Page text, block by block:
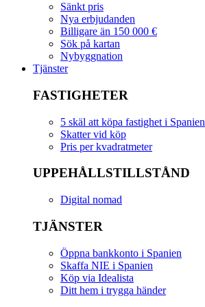
Sänkt pris
Nya erbjudanden
Billigare än 150 000 €
Sök på kartan
Nybyggnation
Tjänster
FASTIGHETER
5 skäl att köpa fastighet i Spanien
Skatter vid köp
Pris per kvadratmeter
UPPEHÅLLSTILLSTÅND
Digital nomad
TJÄNSTER
Öppna bankkonto i Spanien
Skaffa NIE i Spanien
Köp via Idealista
Ditt hem i trygga händer